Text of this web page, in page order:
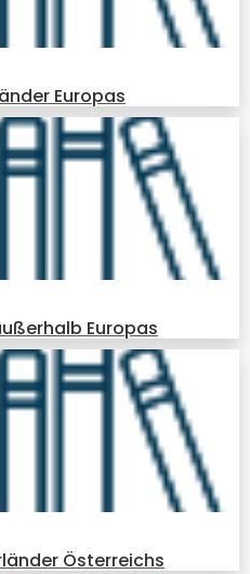
Europas
Europas
Österreichs